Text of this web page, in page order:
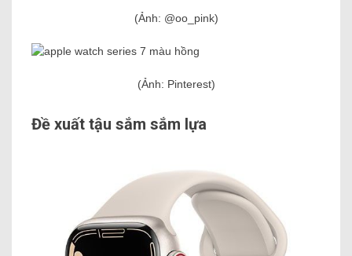
(Ảnh: @oo_pink)
(Ảnh: Pinterest)
Đề xuất tậu sắm sắm lựa